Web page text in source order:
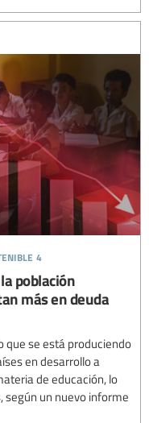
4
población
más en deuda
que se está produciendo
en desarrollo a
de educación, lo
según un nuevo informe